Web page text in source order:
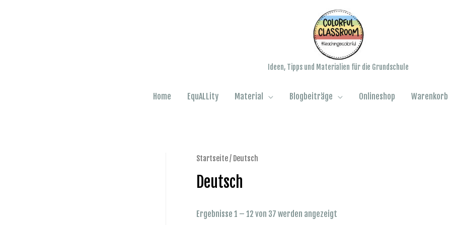
Ideen, Tipps und Materialien für die Grundschule
Home EquALLity Material Blogbeiträge Onlineshop Warenkorb
Startseite/ Deutsch
Deutsch
Ergebnisse 1 – 12 von 37 werden angezeigt